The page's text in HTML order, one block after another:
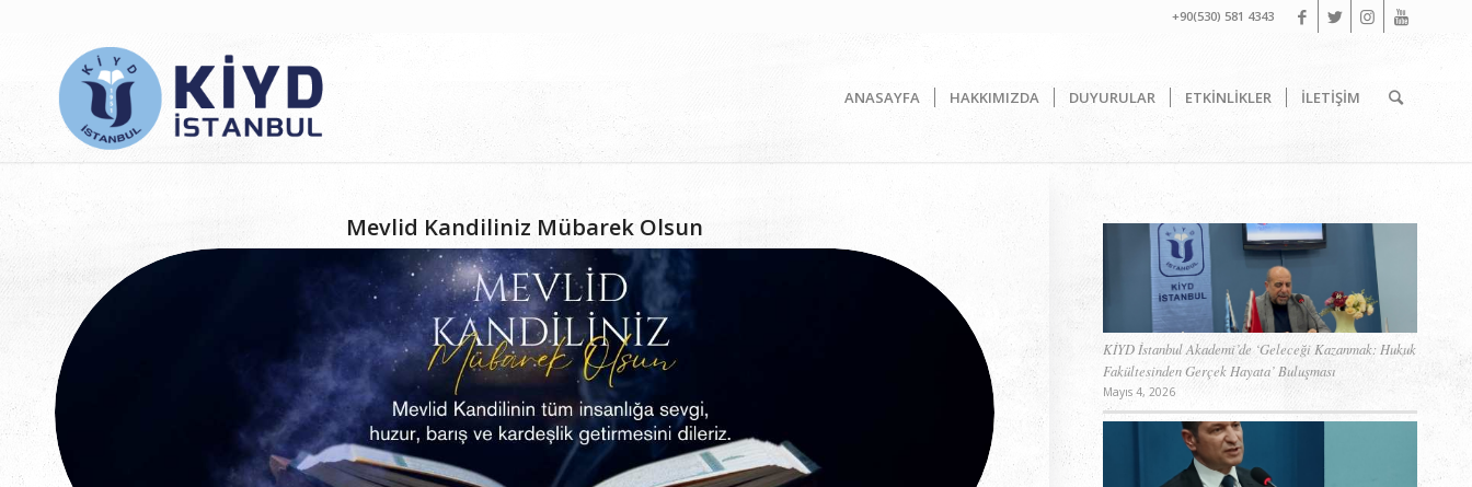
+90(530) 581 4343
ANASAYFA HAKKIMIZDA DUYURULAR ETKİNLİKLER İLETİŞİM
Mevlid Kandiliniz Mübarek Olsun
KİYD İstanbul Akademi’de ‘Geleceği Kazanmak: Hukuk
Fakültesinden Gerçek Hayata’ Buluşması
Mayıs 4, 2026